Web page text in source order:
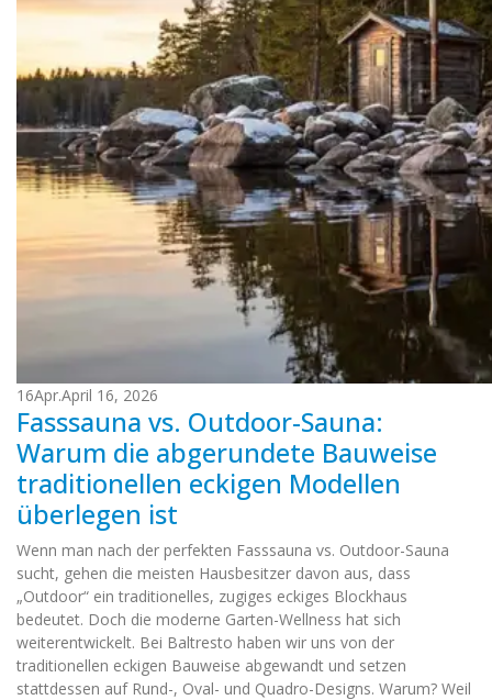
16Apr.April 16, 2026
Fasssauna vs. Outdoor-Sauna:
Warum die abgerundete Bauweise
traditionellen eckigen Modellen
überlegen ist
Wenn man nach der perfekten Fasssauna vs. Outdoor-Sauna
sucht, gehen die meisten Hausbesitzer davon aus, dass
„Outdoor“ ein traditionelles, zugiges eckiges Blockhaus
bedeutet. Doch die moderne Garten-Wellness hat sich
weiterentwickelt. Bei Baltresto haben wir uns von der
traditionellen eckigen Bauweise abgewandt und setzen
stattdessen auf Rund-, Oval- und Quadro-Designs. Warum? Weil